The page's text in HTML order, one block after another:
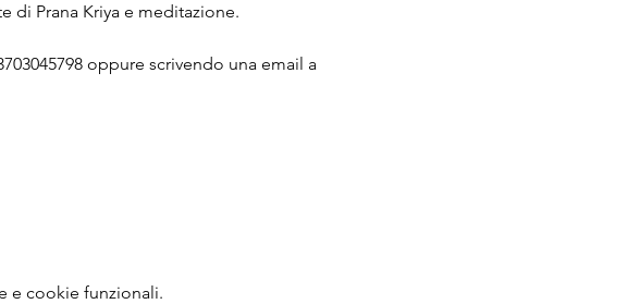
di Prana Kriya e meditazione.
oppure scrivendo una email a
e cookie funzionali.